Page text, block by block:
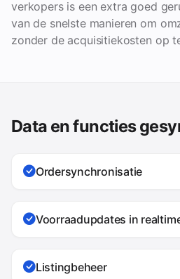
verkopers is een extra goed
van de snelste manieren om
zonder de acquisitiekosten op
Data en functies
Ordersynchronisatie
Voorraadupdates in
Listingbeheer